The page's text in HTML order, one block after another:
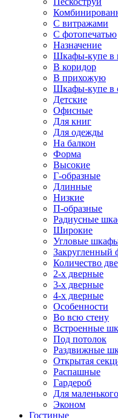
С витражами
С фотопечатью
Назначение
Шкафы-купе в
В коридор
В прихожую
Шкафы-купе в
Детские
Офисные
Для книг
Для одежды
На балкон
Форма
Высокие
Г-образные
Длинные
Низкие
П-образные
Радиусные
Широкие
Угловые
Закругленный
Количество
2-х дверные
3-х дверные
4-х дверные
Особенности
Во всю стену
Встроенные
Под потолок
Раздвижные
Открытая
Распашные
Гардероб
Для
Эконом
Гостиные